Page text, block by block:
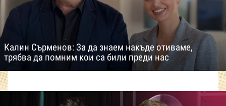
Калин Сърменов: За да знаем накъде отиваме,
трябва да помним кои са били преди нас